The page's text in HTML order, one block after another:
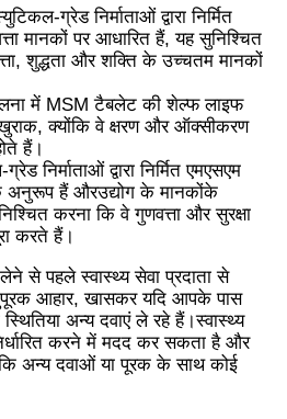
ग्रेड निर्माताओं द्वारा निर्मित
मानकों पर आधारित हैं, यह सुनिश्चित
शुद्धता और शक्ति के उच्चतम मानकों
में MSM टैबलेट की शेल्फ लाइफ
, क्योंकि वे क्षरण और ऑक्सीकरण
हैं।
निर्माताओं द्वारा निर्मित एमएसएम
अनुरूप हैं औरउद्योग के मानकोंके
करना कि वे गुणवत्ता और सुरक्षा
करते हैं।
से पहले स्वास्थ्य सेवा प्रदाता से
आहार, खासकर यदि आपके पास
स्थितिया अन्य दवाएं ले रहे हैं।स्वास्थ्य
करने में मदद कर सकता है और
अन्य दवाओं या पूरक के साथ कोई